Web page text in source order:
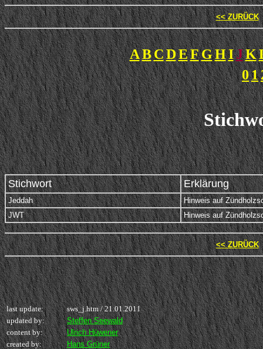
<< ZURÜCK
ABCDEFGHIJK
01
Stichwort Erklärung
Jeddah
Hinweis auf
JWT
Hinweis auf
<< ZURÜCK
last update: sws_j.htm /21.01.2011
updated by:
Steffen Seewald
content by:
Ulrich Hüwener
created by:
Hans Grüner